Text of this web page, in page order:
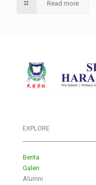
Read more
EXPLORE
Berita
Galeri
Alumni